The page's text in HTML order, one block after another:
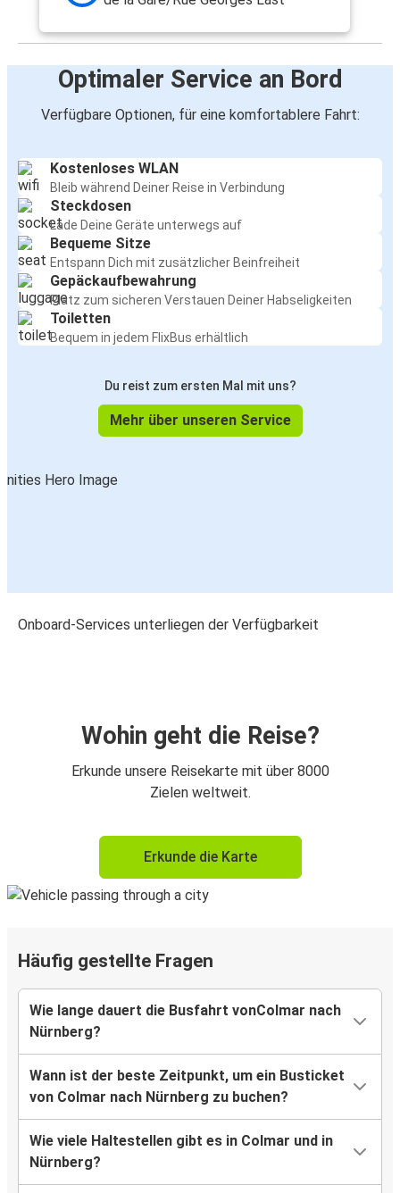
Optimaler Service an Bord
Verfügbare Optionen, für eine komfortablere Fahrt:
Kostenloses WLAN
Bleib während Deiner Reise in Verbindung
Steckdosen
Lade Deine Geräte unterwegs auf
Bequeme Sitze
Entspann Dich mit zusätzlicher Beinfreiheit
Gepäckaufbewahrung
Platz zum sicheren Verstauen Deiner Habseligkeiten
Toiletten
Bequem in jedem FlixBus erhältlich
Du reist zum ersten Mal mit uns?
Mehr über unseren Service
Onboard-Services unterliegen der Verfügbarkeit
Wohin geht die Reise?
Erkunde unsere Reisekarte mit über 8000
Zielen weltweit.
Erkunde die Karte
Häufig gestellte Fragen
Wie lange dauert die Busfahrt vonColmar nach
Nürnberg?
Wann ist der beste Zeitpunkt, um ein Busticket
von Colmar nach Nürnberg zu buchen?
Wie viele Haltestellen gibt es in Colmar und in
Nürnberg?